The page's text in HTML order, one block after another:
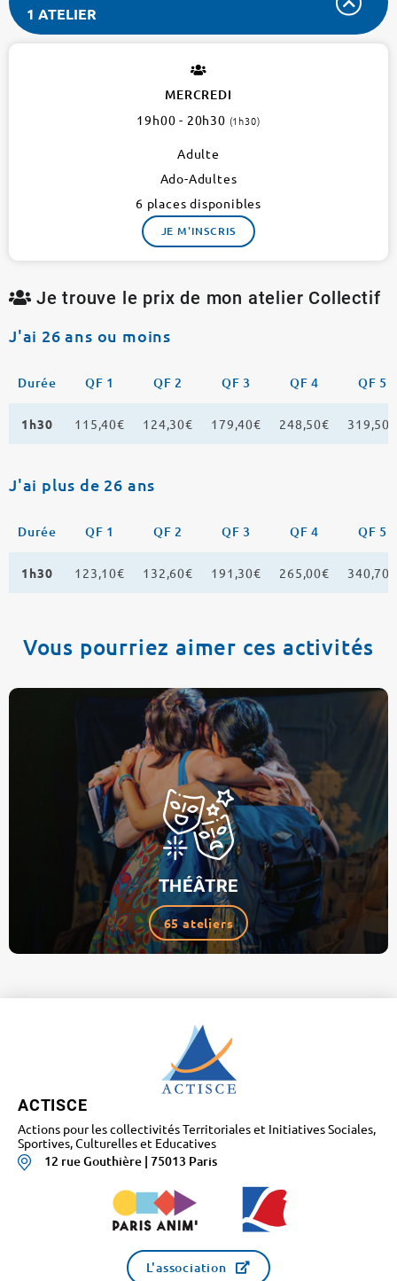
1 ATELIER
MERCREDI
19h00 - 20h30 (1h30)
Adulte
Ado-Adultes
6 places disponibles
JE M'INSCRIS
Je trouve le prix de mon atelier Collectif
J'ai 26 ans ou moins
Durée QF 1 QF 2 QF 3 QF 4 QF 5
1h30 115,40€ 124,30€ 179,40€ 248,50€ 319,50€
J'ai plus de 26 ans
Durée QF 1 QF 2 QF 3 QF 4 QF 5
1h30 123,10€ 132,60€ 191,30€ 265,00€ 340,70€
Vous pourriez aimer ces activités
THÉÂTRE
65 ateliers
ACTISCE
Actions pour les collectivités Territoriales et Initiatives Sociales,
Sportives, Culturelles et Educatives
12 rue Gouthière | 75013 Paris
L'association